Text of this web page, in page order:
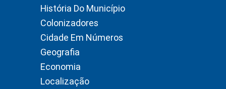
História Do Município
Colonizadores
Cidade Em Números
Geografia
Economia
Localização